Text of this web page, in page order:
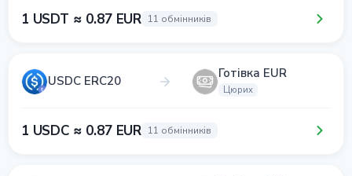
1 USDT ≈ 0.87 EUR 11 обмінників
USDC ERC20 Готівка EUR
Цюрих
1 USDC ≈ 0.87 EUR 11 обмінників